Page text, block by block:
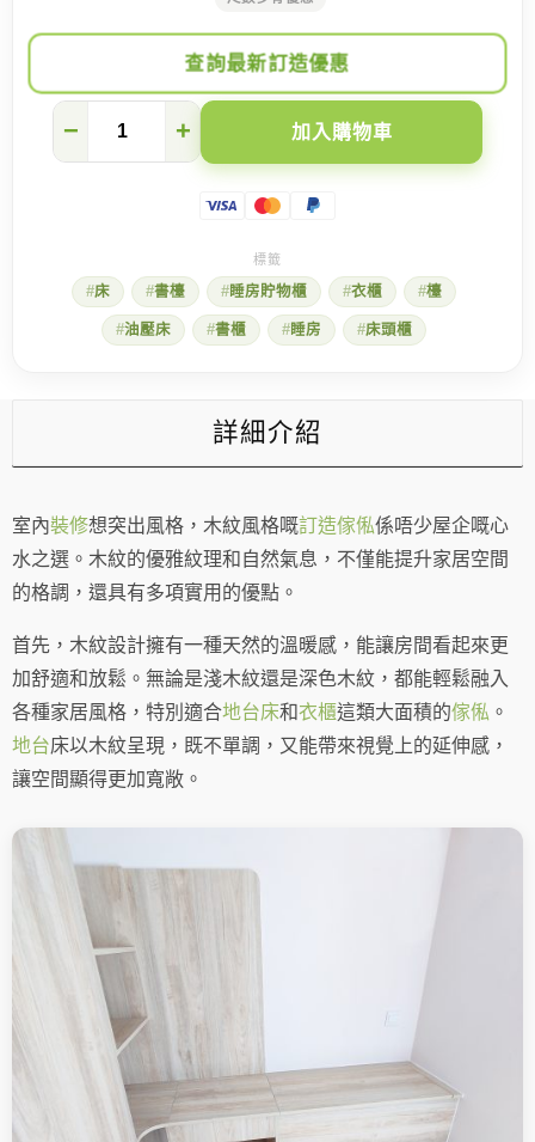
查詢最新訂造優惠
麼
一
數
量
− + 加入購物車
床 書檯 睡房貯物櫃 衣櫃 檯
油壓床 書櫃 睡房 床頭櫃
詳細介紹
室內裝修想突出風格，木紋風格嘅訂造傢俬係唔少屋企嘅心
水之選。木紋的優雅紋理和自然氣息，不僅能提升家居空間
的格調，還具有多項實用的優點。
首先，木紋設計擁有一種天然的溫暖感，能讓房間看起來更
加舒適和放鬆。無論是淺木紋還是深色木紋，都能輕鬆融入
各種家居風格，特別適合地台床和衣櫃這類大面積的傢俬 。
地台床以木紋呈現，既不單調，又能帶來視覺上的延伸感，
讓空間顯得更加寬敞。